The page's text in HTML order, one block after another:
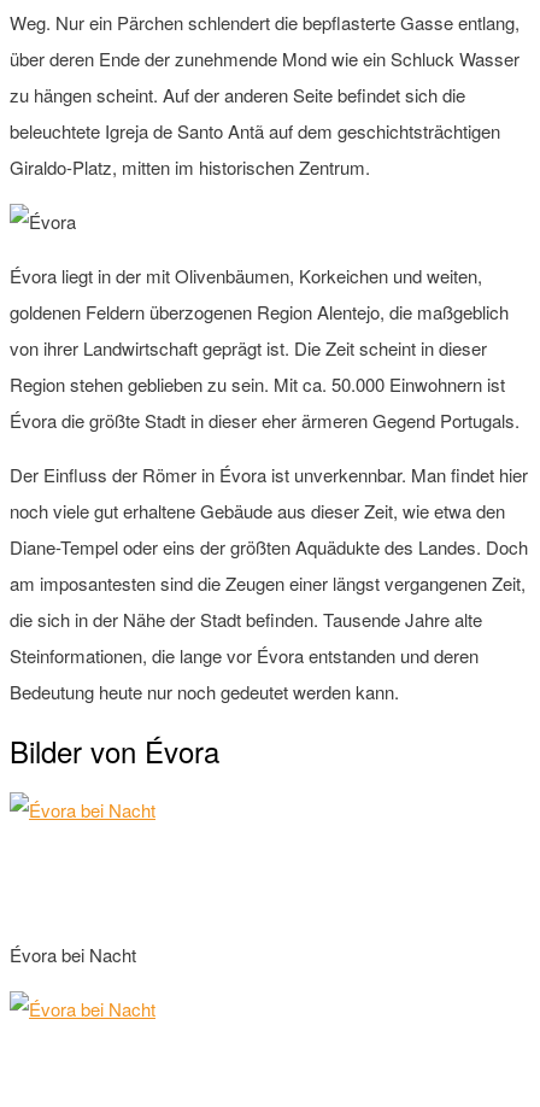
Weg. Nur ein Pärchen schlendert die bepflasterte Gasse entlang,
über deren Ende der zunehmende Mond wie ein Schluck Wasser
zu hängen scheint. Auf der anderen Seite befindet sich die
beleuchtete Igreja de Santo Antã auf dem geschichtsträchtigen
Giraldo-Platz, mitten im historischen Zentrum.
Évora liegt in der mit Olivenbäumen, Korkeichen und weiten,
goldenen Feldern überzogenen Region Alentejo, die maßgeblich
von ihrer Landwirtschaft geprägt ist. Die Zeit scheint in dieser
Region stehen geblieben zu sein. Mit ca. 50.000 Einwohnern ist
Évora die größte Stadt in dieser eher ärmeren Gegend Portugals.
Der Einfluss der Römer in Évora ist unverkennbar. Man findet hier
noch viele gut erhaltene Gebäude aus dieser Zeit, wie etwa den
Diane-Tempel oder eins der größten Aquädukte des Landes. Doch
am imposantesten sind die Zeugen einer längst vergangenen Zeit,
die sich in der Nähe der Stadt befinden. Tausende Jahre alte
Steinformationen, die lange vor Évora entstanden und deren
Bedeutung heute nur noch gedeutet werden kann.
Bilder von Évora
Évora bei Nacht